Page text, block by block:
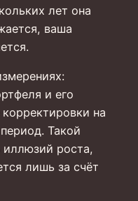
лет она
ваша
и его
на
Такой
иллюзий роста,
лишь за счёт